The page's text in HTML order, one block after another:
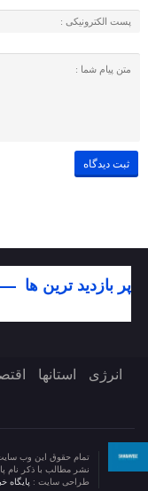
پر بازدید ترین ها
انرژی استانها
تمام حقوق این وب
نشر مطالب با ذکر نام
طراحی سایت : پایگاه